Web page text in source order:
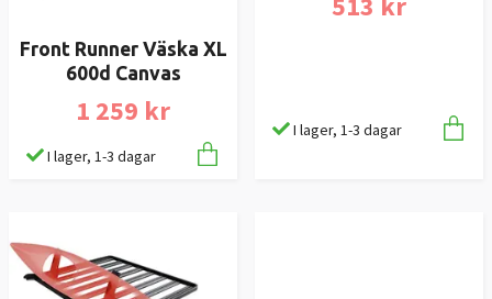
Front Runner Väska XL
600d Canvas
1 259 kr
I lager, 1-3 dagar